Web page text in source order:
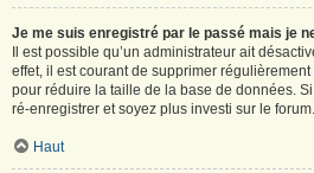
Je me suis enregistré par le passé mais je
Il est possible qu’un administrateur ait
effet, il est courant de supprimer
pour réduire la taille de la base de données.
ré-enregistrer et soyez plus investi sur le forum.
Haut